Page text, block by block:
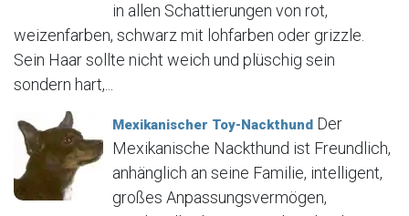
in allen Schattierungen von rot,
weizenfarben, schwarz mit lohfarben oder grizzle.
Sein Haar sollte nicht weich und plüschig sein
sondern hart,...
Mexikanischer Toy-Nackthund Der
Mexikanische Nackthund ist Freundlich,
anhänglich an seine Familie, intelligent,
großes Anpassungsvermögen,